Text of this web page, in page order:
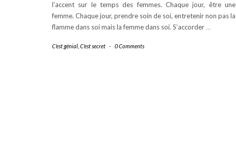
l’accent sur le temps des femmes. Chaque jour, être une
femme. Chaque jour, prendre soin de soi, entretenir non pas la
flamme dans soi mais la femme dans soi. S’accorder …
C'est génial C'est secret - 0 Comments